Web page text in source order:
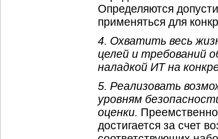
Определяются
применяться для
4. Охватить весь
целей и требований
наладкой ИТ на
5. Реализовать
уровням
оценки.
достигается за счет